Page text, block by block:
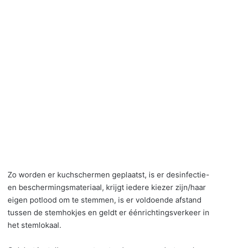
Zo worden er kuchschermen geplaatst, is er desinfectie-
en beschermingsmateriaal, krijgt iedere kiezer zijn/haar
eigen potlood om te stemmen, is er voldoende afstand
tussen de stemhokjes en geldt er éénrichtingsverkeer in
het stemlokaal.